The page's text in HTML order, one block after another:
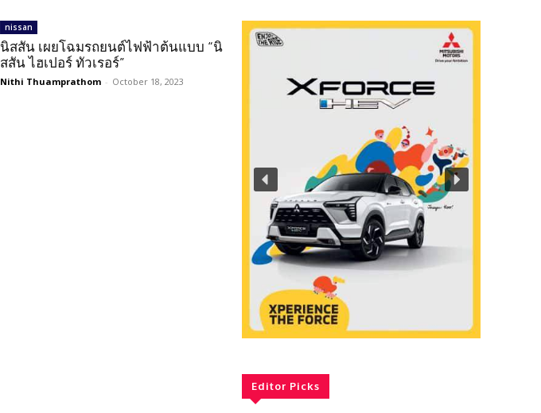
nissan
นิสสัน เผยโฉมรถยนต์ไฟฟ้าต้นแบบ “นิ
สสัน ไฮเปอร์ ทัวเรอร์”
Nithi Thuamprathom - October 18, 2023
Editor Picks